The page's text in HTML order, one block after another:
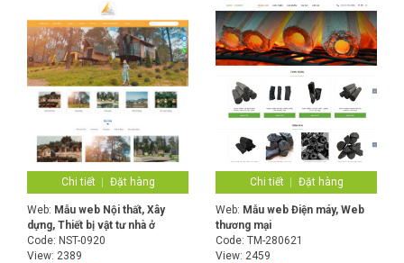
Chi tiết Đặt hàng
Web: Mẫu web Nội thất, Xây
dựng, Thiết bị vật tư nhà ở
Code: NST-0920
View: 2389
Chi tiết Đặt hàng
Web: Mẫu web Điện máy, Web
thương mại
Code: TM-280621
View: 2459